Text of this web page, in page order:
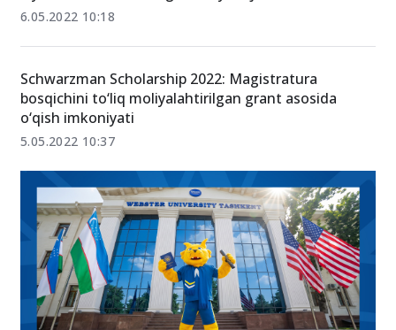
6.05.2022 10:18
Schwarzman Scholarship 2022: Magistratura
bosqichini to‘liq moliyalahtirilgan grant asosida
o‘qish imkoniyati
5.05.2022 10:37